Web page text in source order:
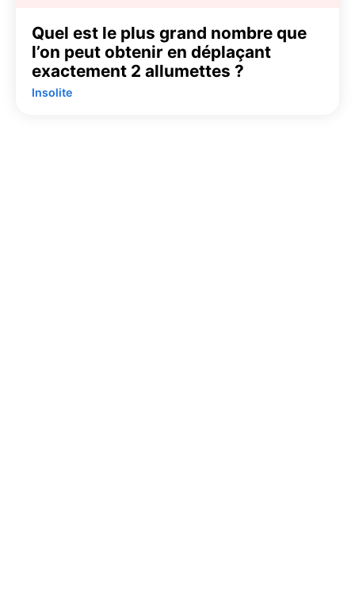
Quel est le plus grand nombre que
l’on peut obtenir en déplaçant
exactement 2 allumettes ?
Insolite